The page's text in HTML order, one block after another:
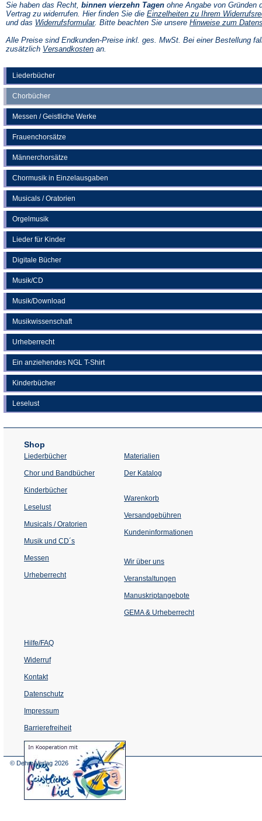
Liederbücher
Chorbücher
Messen / Geistliche Werke
Frauenchorsätze
Männerchorsätze
Chormusik in Einzelausgaben
Musicals / Oratorien
Orgelmusik
Lieder für Kinder
Digitale Bücher
Musik/CD
Musik/Download
Musikwissenschaft
Urheberrecht
Ein anziehendes NGL T-Shirt
Kinderbücher
Leselust
Sie haben das Recht, binnen vierzehn Tagen ohne Angabe von Gründen
Vertrag zu widerrufen. Hier finden Sie die Einzelheiten zu Ihrem
und das Widerrufsformular(Öffnet
einem
neuen
. Bitte beachten Sie unsere Hinweise zum
Alle Preise sind Endkunden-Preise inkl. ges. MwSt. Bei einer Bestellung
zusätzlich Versandkosten(Öffnet
an.
Shop
Liederbücher
Chor und Bandbücher
Kinderbücher
Leselust
Musicals / Oratorien
Musik und CD´s
Messen
Urheberrecht
Materialien
Der Katalog
Warenkorb
Versandgebühren
Kundeninformationen
Wir über uns
Veranstaltungen
einem
Tab)
Manuskriptangebote
GEMA & Urheberrecht
Hilfe/FAQ
Widerruf
Kontakt
Datenschutz
Impressum
Barrierefreiheit
(Öffnet
in
© Dehm Verlag 2026